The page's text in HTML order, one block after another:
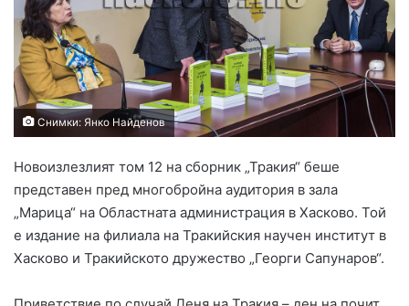
Снимки: Янко Найденов
Новоизлезлият том 12 на сборник „Тракия“ беше
представен пред многобройна аудитория в зала
„Марица“ на Областната администрация в Хасково. Той
е издание на филиала на Тракийския научен институт в
Хасково и Тракийското дружество „Георги Сапунаров“.